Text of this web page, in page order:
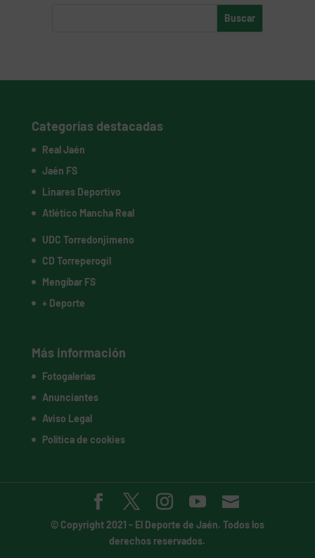
Categorías destacadas
Real Jaén
Jaén FS
Linares Deportivo
Atlético Mancha Real
UDC Torredonjimeno
CD Torreperogil
Mengíbar FS
+ Deporte
Más información
Fotogalerías
Anunciantes
Aviso Legal
Política de cookies
© Copyright 2021 - El Deporte de Jaén. Todos los
derechos reservados.